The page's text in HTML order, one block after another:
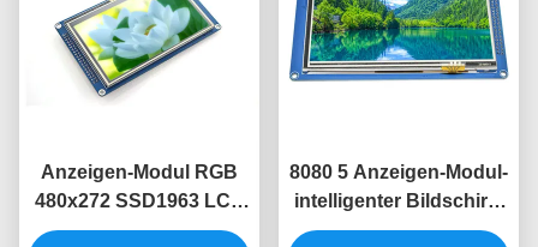
Anzeigen-Modul RGB
480x272 SSD1963 LCD
Modul 4,3 Zoll Tft Lcd
8080 5 Anzeigen-Modul-
intelligenter Bildschirm
des Zoll Lcd-Anzeigen-